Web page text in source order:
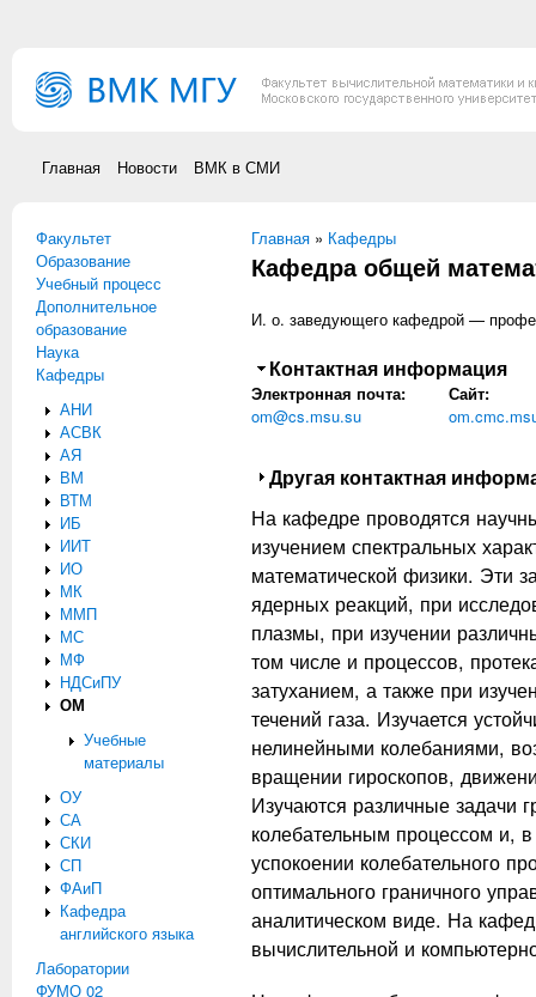
Главная Новости ВМК в СМИ
Факультет
Образование
Учебный процесс
Дополнительное
образование
Наука
Кафедры
АНИ
АСВК
АЯ
ВМ
ВТМ
ИБ
ИИТ
ИО
МК
ММП
МС
МФ
НДСиПУ
ОМ
Учебные
материалы
ОУ
СА
СКИ
СП
ФАиП
Кафедра
английского языка
Лаборатории
ФУМО 02
Вы здесь
Главная » Кафедры
Кафедра общей
И. о. заведующего кафедрой —
Скрыть
Контактная информация
Электронная почта:
om@cs.msu.su
Сайт:
Показать
Другая контактная
На кафедре проводятся
изучением спектральных
математической физики. Эти
ядерных реакций, при
плазмы, при изучении
том числе и процессов,
затуханием, а также при
течений газа. Изучается
нелинейными колебаниями,
вращении гироскопов,
Изучаются различные задачи
колебательным процессом и,
успокоении колебательного
оптимального граничного
аналитическом виде. На
вычислительной и